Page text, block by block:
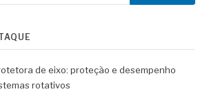
de eixo: proteção e desempenho
rotativos